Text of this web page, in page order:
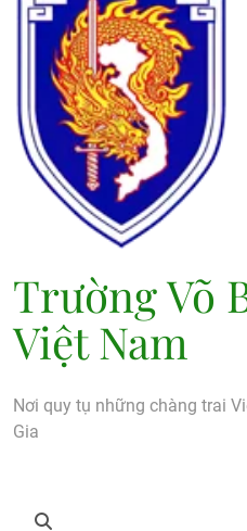
Trường Võ
Việt Nam
Nơi quy tụ những chàng trai
Gia